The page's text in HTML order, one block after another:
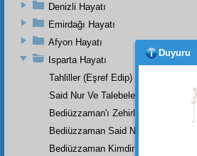
Denizli Hayatı
Emirdağı Hayatı
Afyon Hayatı
Isparta Hayatı
Tahliller (Eşref Edip)
Said Nur Ve Talebeleri
Bediüzzaman'ı Zehirlediler
Bediüzzaman Said Nursî
Bediüzzaman Kimdir?
Duyuru